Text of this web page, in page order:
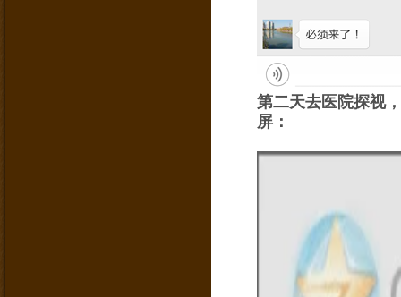
第二天去医院探视
屏：